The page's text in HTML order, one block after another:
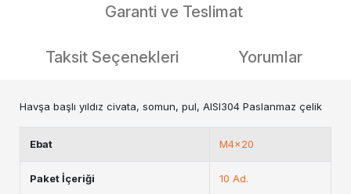
Garanti ve Teslimat
Taksit Seçenekleri Yorumlar
Havşa başlı yıldız civata, somun, pul, AISI304 Paslanmaz çelik
Ebat M4x20
Paket İçeriği 10 Ad.